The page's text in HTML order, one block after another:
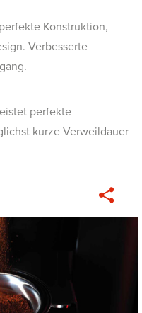
Konstruktion,
Verbesserte
perfekte
kurze Verweildauer